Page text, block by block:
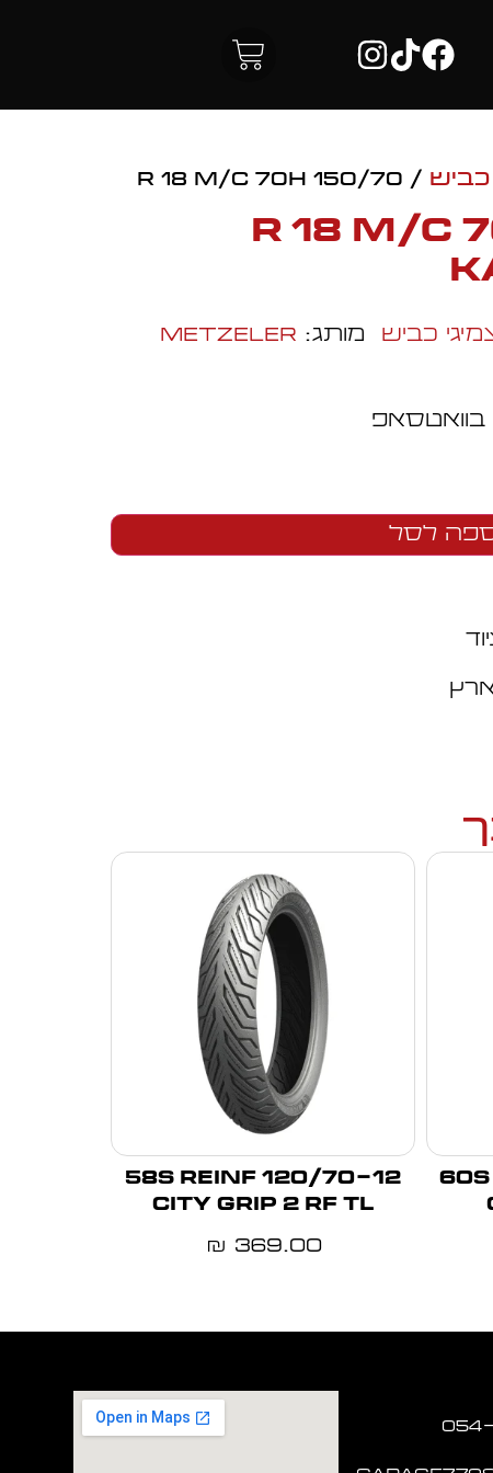
כביש
/ 150/70 R 18 M/C 70H
150/70 R 18 M/
כביש מותג: Metzeler
בוואטסאפ
לסל
130/60-
120/70-12 58S REINF
CITY GRIP 2 RF TL
369.00
₪